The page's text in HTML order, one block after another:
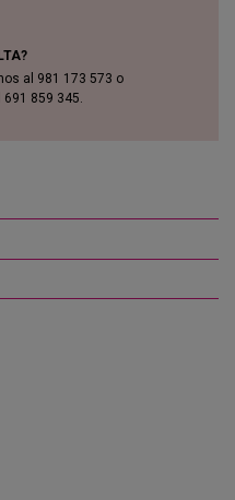
al 981 173 573 o
859 345.